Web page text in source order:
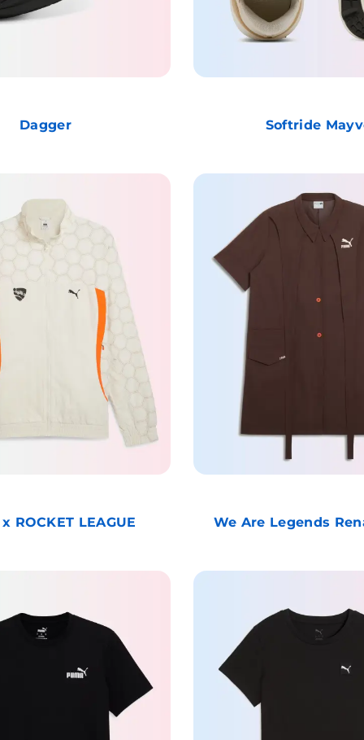
Dagger Softride
ROCKET LEAGUE We Are Legends